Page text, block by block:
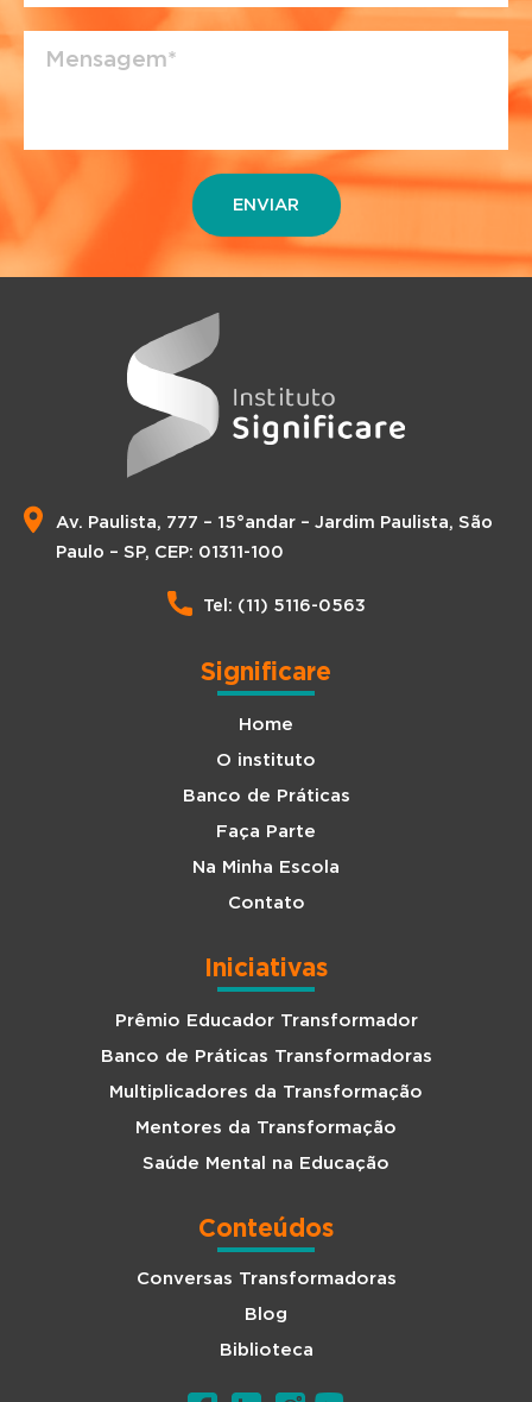
Av. Paulista, 777 – 15°andar – Jardim Paulista, São
Paulo – SP, CEP: 01311-100
Tel: (11) 5116-0563
Significare
Home
O instituto
Banco de Práticas
Faça Parte
Na Minha Escola
Contato
Iniciativas
Prêmio Educador Transformador
Banco de Práticas Transformadoras
Multiplicadores da Transformação
Mentores da Transformação
Saúde Mental na Educação
Conteúdos
Conversas Transformadoras
Blog
Biblioteca